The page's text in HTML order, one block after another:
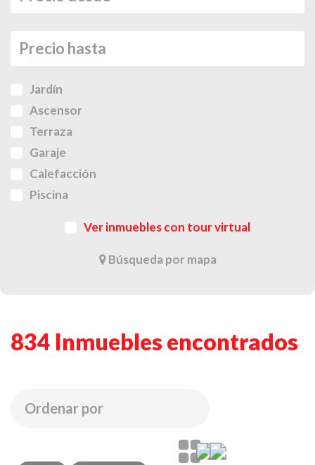
Jardín
Ascensor
Terraza
Garaje
Calefacción
Piscina
Ver inmuebles con tour virtual
Búsqueda por mapa
834 Inmuebles encontrados